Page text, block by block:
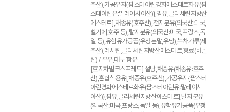
주산),가공유지{팜스테아린경화에스테르화유(팜
스테아린유:말레이시아산)},팜유,글리세린지방산
에스테르],채종유(호주산),전지분유(외국산:미국,
벨기에,호주 등),탈지분유(외국산:미국,프랑스,독
일 등),유함유가공품(유청분말,유당),녹차가루(제
주산),레시틴,글리세린지방산에스테르,향료(바닐
린) / 우유,대두 함유
[호지차밀크스프레드] 설탕,채종유(채종유:호주
산),혼합식용유[채종유(호주산),가공유지{팜스테
아린경화에스테르화유(팜스테아린유:말레이시
아산)},팜유,글리세린지방산에스테르],탈지분유
(외국산:미국,프랑스,독일 등),유함유가공품(유청